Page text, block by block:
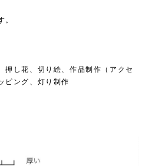
。
押し花、切り絵、作品制作（アクセ
ピング、灯り制作